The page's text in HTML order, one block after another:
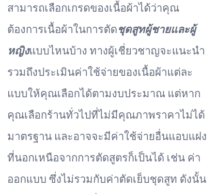
สามารถเลือกเกรดของเนื้อผ้าได้ว่าคุณ
ต้องการเนื้อผ้าในการตัดชุดสูทผู้ชายและผู้
หญิงแบบไหนบ้าง ทางผู้เชี่ยวชาญจะแนะนำ
รวมถึงประเมินค่าใช้จ่ายของเนื้อผ้าแต่ละ
แบบให้คุณเลือกได้ตามงบประมาณ แต่หาก
คุณเลือกร้านทั่วไปที่ไม่มีคุณภาพราคาไม่ได้
มาตรฐาน และอาจจะมีค่าใช้จ่ายอื่นแอบแฝง
ที่นอกเหนือจากการตัดสูตรก็เป็นได้ เช่น ค่า
ออกแบบ ซึ่งไม่รวมกับค่าตัดเย็บชุดสูท ดังนั้น